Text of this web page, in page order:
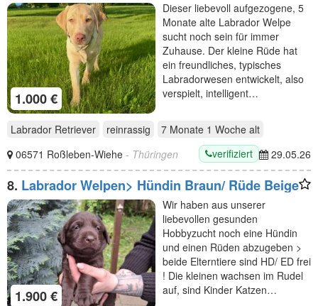
1.000 €
Dieser liebevoll aufgezogene, 5
Monate alte Labrador Welpe
sucht noch sein für immer
Zuhause. Der kleine Rüde hat
ein freundliches, typisches
Labradorwesen entwickelt, also
verspielt, intelligent…
Labrador Retriever reinrassig 7 Monate 1 Woche alt
06571 Roßleben-Wiehe - Thüringen verifiziert 29.05.26
8. Labrador Welpen> Hündin Braun/ Rüde Beige
1.900 €
Wir haben aus unserer
liebevollen gesunden
Hobbyzucht noch eine Hündin
und einen Rüden abzugeben >
beide Elterntiere sind HD/ ED frei
! Die kleinen wachsen im Rudel
auf, sind Kinder Katzen…